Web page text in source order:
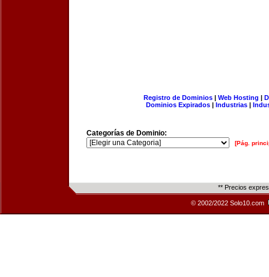
Registro de Dominios| Web Hosting |
Dominios Expirados | Industrias |
Categorías de Dominio:
[Pág.
** Precios
© 2002/2022 Solo10.com